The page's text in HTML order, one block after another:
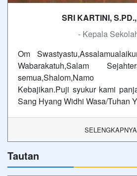
SRI KARTINI,
- Kepala
Om
Wabarakatuh,Salam
semua,Shalom,Namo
Kebajikan.Puji syukur kami
Sang Hyang Widhi Wasa/Tuhan
SELENGKAPNYA
Tautan